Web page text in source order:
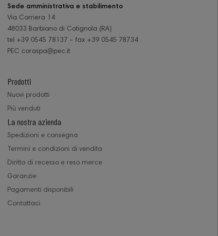
Sede amministrativa e stabilimento
Via Corriera 14
48033 Barbiano di Cotignola (RA)
tel +39 0545 78137 - fax +39 0545 78734
PEC coraspa@pec.it
Prodotti
Nuovi prodotti
Più venduti
La nostra azienda
Spedizioni e consegna
Termini e condizioni di vendita
Diritto di recesso e reso merce
Garanzie
Pagamenti disponibili
Contattaci